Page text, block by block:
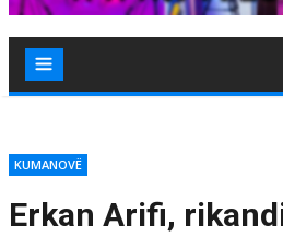
KUMANOVË
Erkan Arifi,